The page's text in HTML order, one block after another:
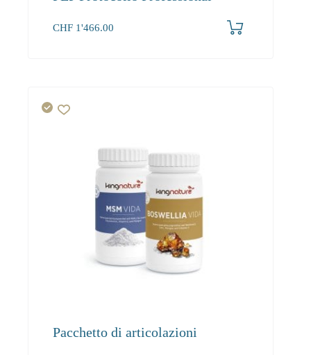
CHF 1'466.00
Pacchetto di articolazioni